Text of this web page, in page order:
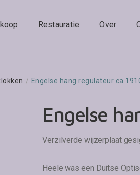
Restauratie Over
/ Engelse hang regulateur ca
Engelse
Verzilverde wijzerplaat
Heele was een Duitse